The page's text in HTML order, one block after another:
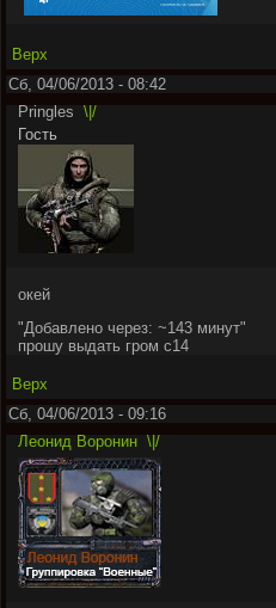
Верх
Сб, 04/06/2013 - 08:42
Pringles \|/
Гость
окей
"Добавлено через: ~143 минут"
прошу выдать гром с14
Верх
Сб, 04/06/2013 - 09:16
Леонид Воронин \|/